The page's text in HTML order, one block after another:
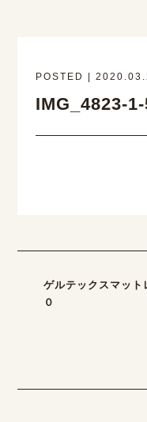
POSTED |
IMG_4823-
ゲルテックスマット
０